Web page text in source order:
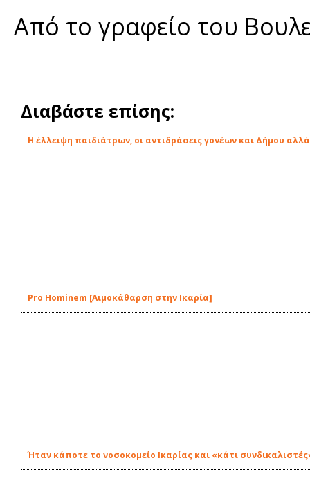
Από το γραφείο του
Διαβάστε επίσης:
Η έλλειψη παιδιάτρων, οι αντιδράσεις γονέων και Δήμου
Pro Hominem [Aιμοκάθαρση στην Ικαρία]
Ήταν κάποτε το νοσοκομείο Ικαρίας και «κάτι